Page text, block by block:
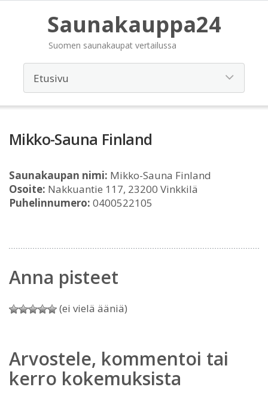
Saunakauppa24
Suomen saunakaupat vertailussa
Mikko-Sauna Finland
Saunakaupan nimi: Mikko-Sauna Finland
Osoite: Nakkuantie 117, 23200 Vinkkilä
Puhelinnumero: 0400522105
Anna pisteet
(ei vielä ääniä)
Arvostele, kommentoi tai
kerro kokemuksista